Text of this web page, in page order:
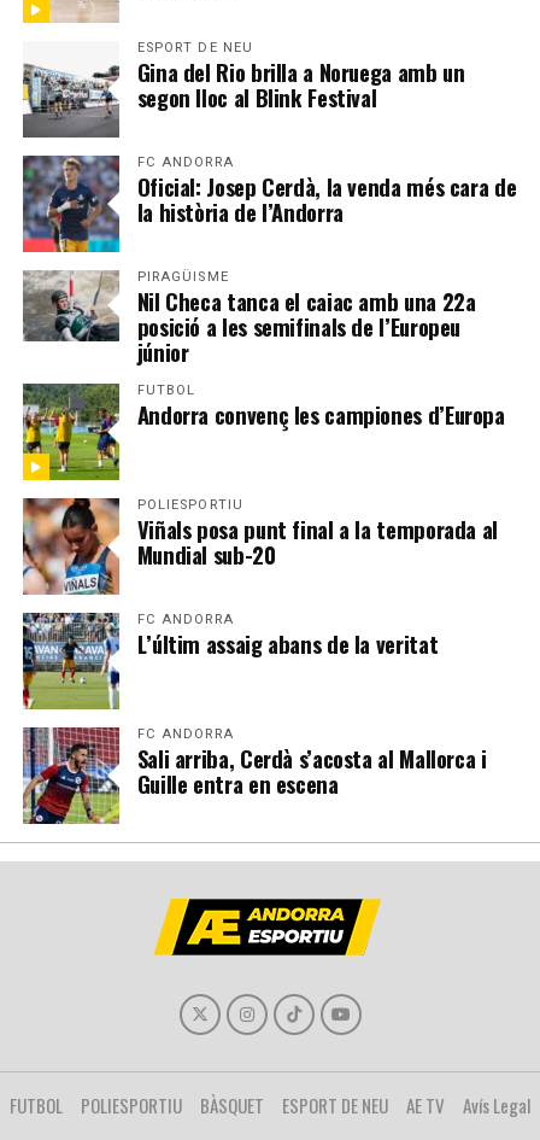
ESPORT DE NEU
Gina del Rio brilla a Noruega amb un
segon lloc al Blink Festival
FC ANDORRA
Oficial: Josep Cerdà, la venda més cara de
la història de l’Andorra
PIRAGÜISME
Nil Checa tanca el caiac amb una 22a
posició a les semifinals de l’Europeu
júnior
FUTBOL
Andorra convenç les campiones d’Europa
POLIESPORTIU
Viñals posa punt final a la temporada al
Mundial sub-20
FC ANDORRA
L’últim assaig abans de la veritat
FC ANDORRA
Sali arriba, Cerdà s’acosta al Mallorca i
Guille entra en escena
FUTBOL POLIESPORTIU BÀSQUET ESPORT DE NEU AE TV Avís Legal